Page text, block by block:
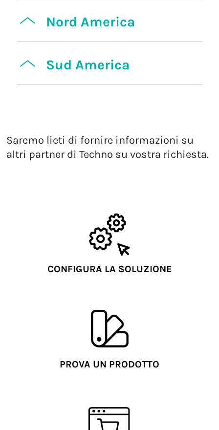
Nord America
Sud America
Saremo lieti di fornire informazioni su
altri partner di Techno su vostra richiesta.
CONFIGURA LA SOLUZIONE
PROVA UN PRODOTTO